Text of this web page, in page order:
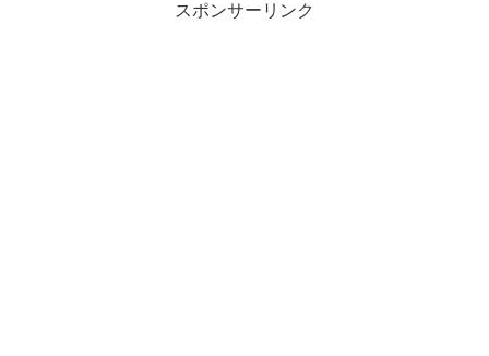
スポンサーリンク